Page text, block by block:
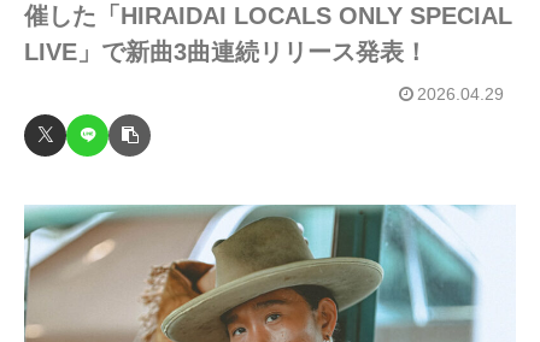
催した「HIRAIDAI LOCALS ONLY SPECIAL
LIVE」で新曲3曲連続リリース発表！
2026.04.29